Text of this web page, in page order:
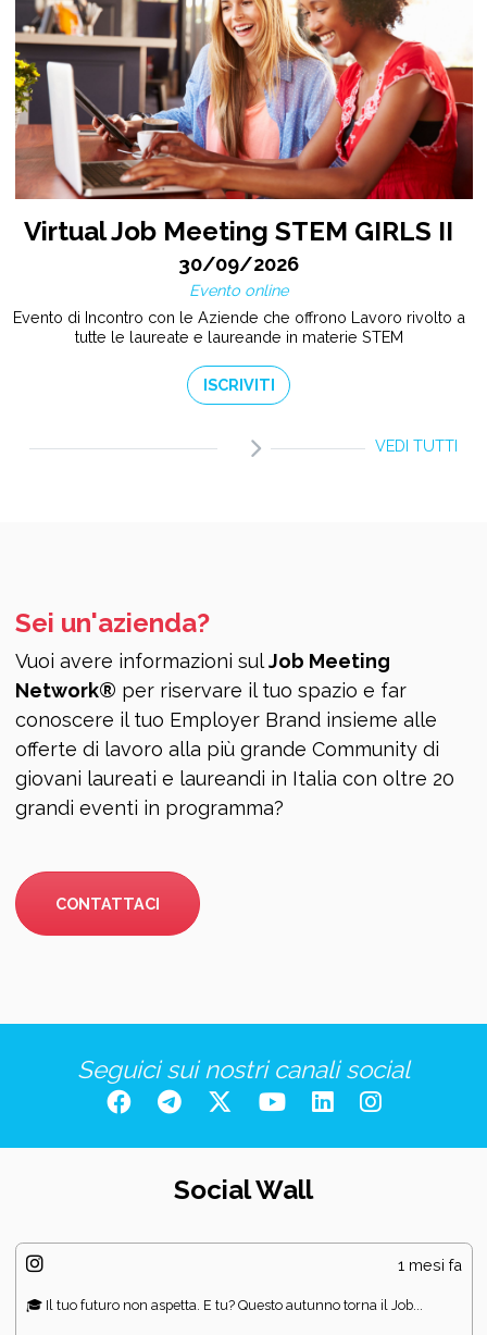
Virtual Job Meeting STEM GIRLS II
30/09/2026
Evento online
Evento di Incontro con le Aziende che offrono Lavoro rivolto a
tutte le laureate e laureande in materie STEM
ISCRIVITI
VEDI TUTTI
Sei un'azienda?
Vuoi avere informazioni sulJob Meeting
Network® per riservare il tuo spazio e far
conoscere il tuo Employer Brand insieme alle
offerte di lavoro alla più grande Community di
giovani laureati e laureandi in Italia con oltre 20
grandi eventi in programma?
CONTATTACI
Seguici sui nostri canali social
Social Wall
1 mesi fa
🎓 Il tuo futuro non aspetta. E tu? Questo autunno torna il Job...